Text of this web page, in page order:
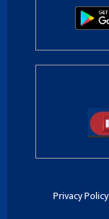
Privacy Policy